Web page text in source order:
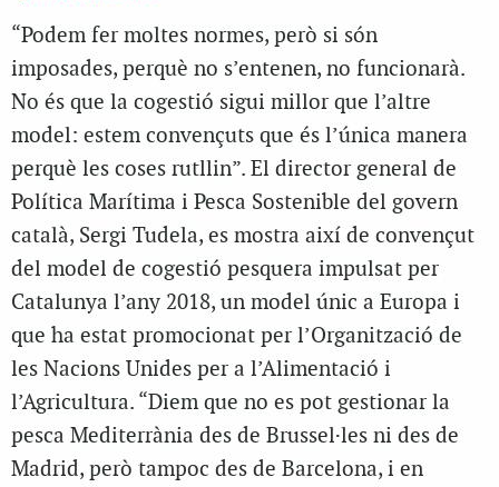
“Podem fer moltes normes, però si són
imposades, perquè no s’entenen, no funcionarà.
No és que la cogestió sigui millor que l’altre
model: estem convençuts que és l’única manera
perquè les coses rutllin”. El director general de
Política Marítima i Pesca Sostenible del govern
català, Sergi Tudela, es mostra així de convençut
del model de cogestió pesquera impulsat per
Catalunya l’any 2018, un model únic a Europa i
que ha estat promocionat per l’Organització de
les Nacions Unides per a l’Alimentació i
l’Agricultura. “Diem que no es pot gestionar la
pesca Mediterrània des de Brussel·les ni des de
Madrid, però tampoc des de Barcelona, i en